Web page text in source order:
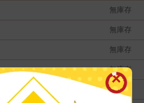
無庫存
無庫存
無庫存
無庫存
無庫存